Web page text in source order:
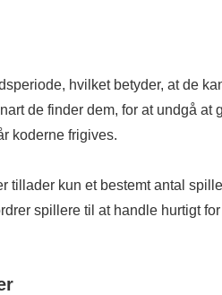
hvilket betyder, at de
de finder dem, for at undgå at
koderne frigives.
tillader kun et bestemt antal
spillere til at handle hurtigt